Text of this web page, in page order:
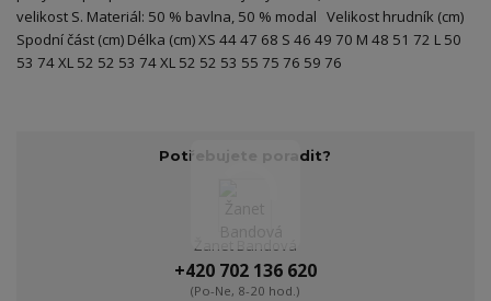
velikost S. Materiál: 50 % bavlna, 50 % modal Velikost hrudník (cm)
Spodní část (cm) Délka (cm) XS 44 47 68 S 46 49 70 M 48 51 72 L 50
53 74 XL 52 52 53 74 XL 52 52 53 55 75 76 59 76
Potřebujete poradit?
Žanet Bandová
+420 702 136 620
(Po-Ne, 8-20 hod.)